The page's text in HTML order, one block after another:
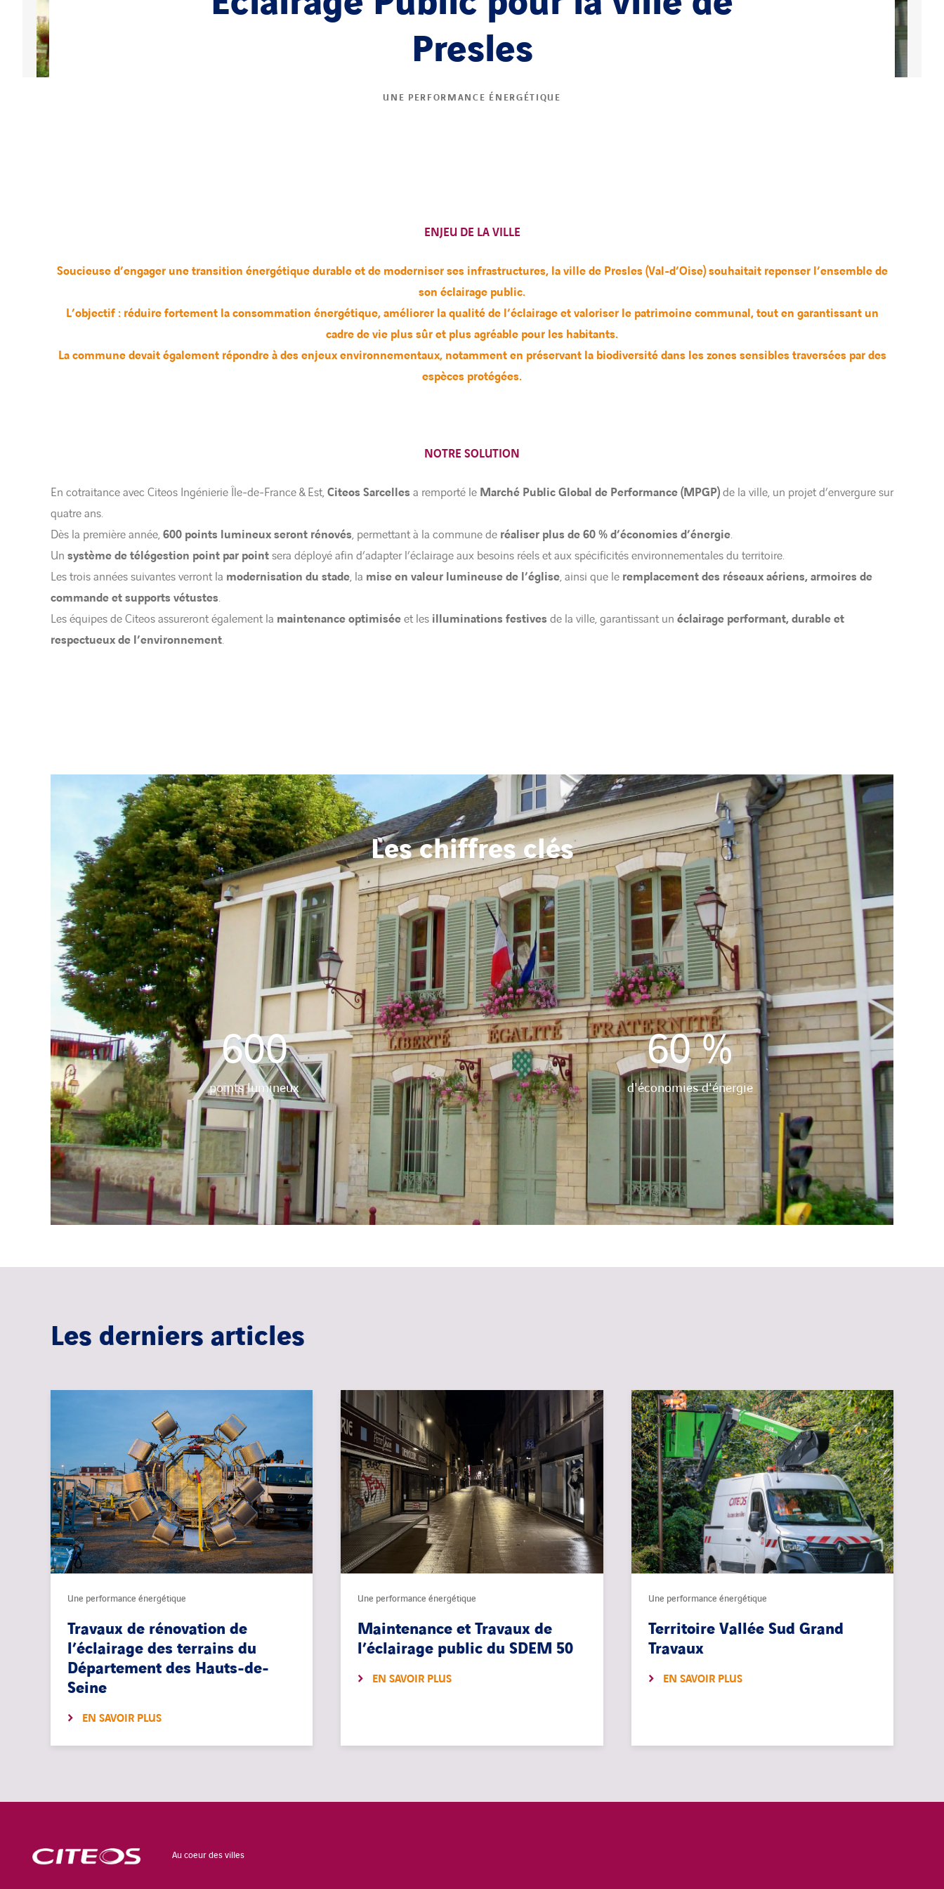
Presles
UNE PERFORMANCE ÉNERGÉTIQUE
ENJEU DE LA VILLE
Soucieuse d’engager une transition énergétique durable et de moderniser ses infrastructures, la ville de Presles (Val-d’Oise) souhaitait repenser l’ensemble de
son éclairage public.
L’objectif : réduire fortement la consommation énergétique, améliorer la qualité de l’éclairage et valoriser le patrimoine communal, tout en garantissant un
cadre de vie plus sûr et plus agréable pour les habitants.
La commune devait également répondre à des enjeux environnementaux, notamment en préservant la biodiversité dans les zones sensibles traversées par des
espèces protégées.
NOTRE SOLUTION
En cotraitance avec Citeos Ingénierie Île-de-France & Est, Citeos Sarcelles a remporté le Marché Public Global de Performance (MPGP)de la ville, un projet d’envergure sur
quatre ans.
Dès la première année, 600 points lumineux seront rénovés, permettant à la commune de réaliser plus de 60 % d’économies d’énergie.
Un système de télégestion point par pointsera déployé afin d’adapter l’éclairage aux besoins réels et aux spécificités environnementales du territoire.
Les trois années suivantes verront la modernisation du stade, la mise en valeur lumineuse de l’église, ainsi que le remplacement des réseaux aériens, armoires de
commande et supports vétustes.
Les équipes de Citeos assureront également la maintenance optimiséeet les illuminations festives de la ville, garantissant un éclairage performant, durable et
respectueux de l’environnement.
Les chiffres clés
600
points lumineux
60%
d'économies d'énergie
Les derniers articles
Une performance énergétique
Travaux de rénovation de
l’éclairage des terrains du
Département des Hauts-de-
Seine
EN SAVOIR PLUS
Une performance énergétique
Maintenance et Travaux de
l’éclairage public du SDEM 50
EN SAVOIR PLUS
Une performance énergétique
Territoire Vallée Sud Grand
Travaux
EN SAVOIR PLUS
Au coeur des villes